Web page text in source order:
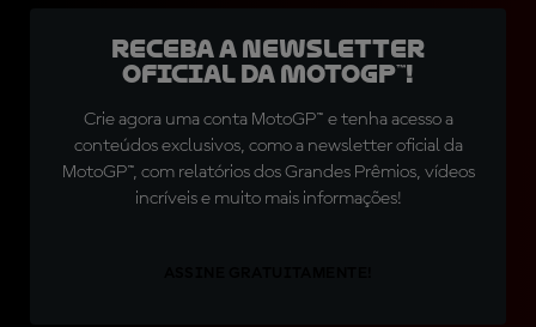
Receba a newsletter
oficial da MotoGP™!
Crie agora uma conta MotoGP™ e tenha acesso a
conteúdos exclusivos, como a newsletter oficial da
MotoGP™, com relatórios dos Grandes Prêmios, vídeos
incríveis e muito mais informações!